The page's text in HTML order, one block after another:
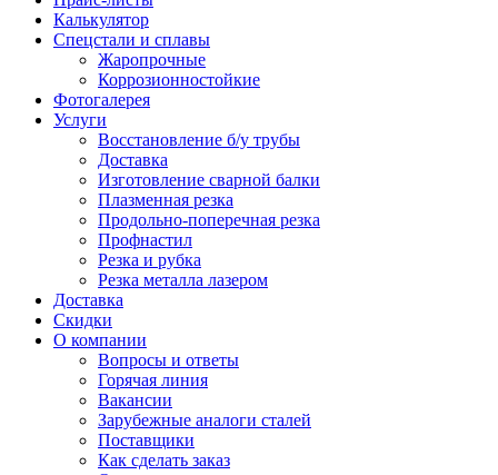
Калькулятор
Спецстали и сплавы
Жаропрочные
Коррозионностойкие
Фотогалерея
Услуги
Восстановление б/у трубы
Доставка
Изготовление сварной балки
Плазменная резка
Продольно-поперечная резка
Профнастил
Резка и рубка
Резка металла лазером
Доставка
Скидки
О компании
Вопросы и ответы
Горячая линия
Вакансии
Зарубежные аналоги сталей
Поставщики
Как сделать заказ